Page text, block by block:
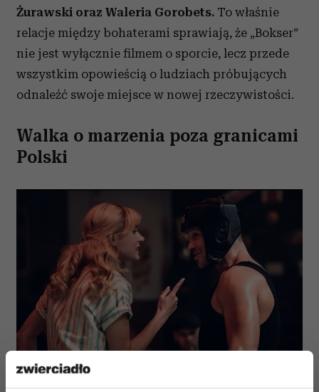
Żurawski oraz Waleria Gorobets. To właśnie
relacje między bohaterami sprawiają, że „Bokser”
nie jest wyłącznie filmem o sporcie, lecz przede
wszystkim opowieścią o ludziach próbujących
odnaleźć swoje miejsce w nowej rzeczywistości.
Walka o marzenia poza granicami
Polski
(Fot. Materiały prasowe)